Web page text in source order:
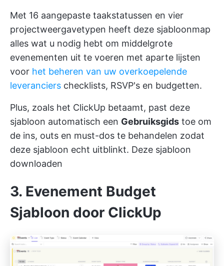
Met 16 aangepaste taakstatussen en vier
projectweergavetypen heeft deze sjabloonmap
alles wat u nodig hebt om middelgrote
evenementen uit te voeren met aparte lijsten
voor het beheren van uw overkoepelende
leveranciers checklists, RSVP's en budgetten.
Plus, zoals het ClickUp betaamt, past deze
sjabloon automatisch een Gebruiksgids toe om
de ins, outs en must-dos te behandelen zodat
deze sjabloon echt uitblinkt. Deze sjabloon
downloaden
3. Evenement Budget
Sjabloon door ClickUp